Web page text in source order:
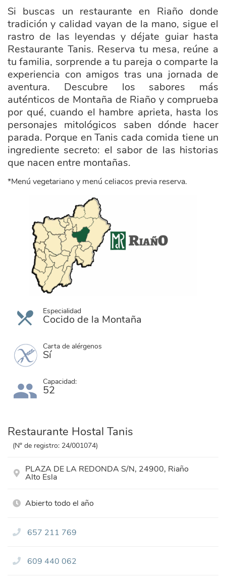
Si buscas un restaurante en Riaño donde
tradición y calidad vayan de la mano, sigue el
rastro de las leyendas y déjate guiar hasta
Restaurante Tanis. Reserva tu mesa, reúne a
tu familia, sorprende a tu pareja o comparte la
experiencia con amigos tras una jornada de
aventura. Descubre los sabores más
auténticos de Montaña de Riaño y comprueba
por qué, cuando el hambre aprieta, hasta los
personajes mitológicos saben dónde hacer
parada. Porque en Tanis cada comida tiene un
ingrediente secreto: el sabor de las historias
que nacen entre montañas.
*Menú vegetariano y menú celiacos previa reserva.
ayuntamiento_riano.png
Especialidad
Cocido de la Montaña
Carta de alérgenos
Sí
Capacidad:
52
Restaurante Hostal Tanis
(Nº de registro: 24/001074)
PLAZA DE LA REDONDA S/N, 24900, Riaño
Alto Esla
Abierto todo el año
657 211 769
609 440 062